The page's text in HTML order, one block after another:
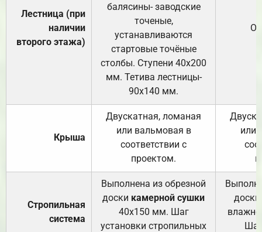
Лестница (при
наличии
второго этажа)
балясины- заводские
точеные,
устанавливаются
стартовые точёные
столбы. Ступени 40х200
мм. Тетива лестницы-
90х140 мм.
Крыша
Двускатная, ломаная
или вальмовая в
соответствии с
проектом.
или
Стропильная
система
Выполнена из обрезной
доски камерной сушки
40х150 мм. Шаг
установки стропильных
доски